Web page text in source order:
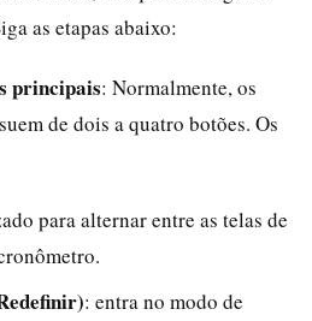
as etapas abaixo:
principais: Normalmente, os
de dois a quatro botões. Os
para alternar entre as telas de
: entra no modo de